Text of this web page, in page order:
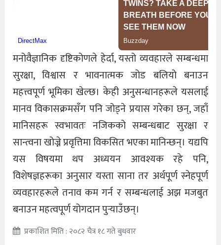
मनोवैज्ञानिक दृष्टिकोणले हेर्दा, यस्तो व्यवहारले सम्बन्धमा
सुरक्षा, विश्वास र भावनात्मक जोड बलियो बनाउन
महत्त्वपूर्ण भूमिका खेल्छ। केही अनुसन्धानहरूले यसलाई
मानव विकासक्रमसँग पनि जोड्ने प्रयास गरेका छन्, जहाँ
मानिसहरू स्वभावतः नजिकको सम्बन्धबाट सुरक्षा र
सान्त्वना खोज्ने प्रवृत्तिमा विकसित भएका मानिन्छन्। यद्यपि
यस विषयमा थप अध्ययन आवश्यक रहे पनि,
विशेषज्ञहरूका अनुसार यस्ता साना तर अर्थपूर्ण स्नेहपूर्ण
व्यवहारहरूले तनाव कम गर्न र सम्बन्धलाई अझ मजबुत
बनाउन महत्वपूर्ण योगदान पुर्‍याउँछन्।
प्रकाशित मिति : २०८२ चैत्र १८ गते बुधवार